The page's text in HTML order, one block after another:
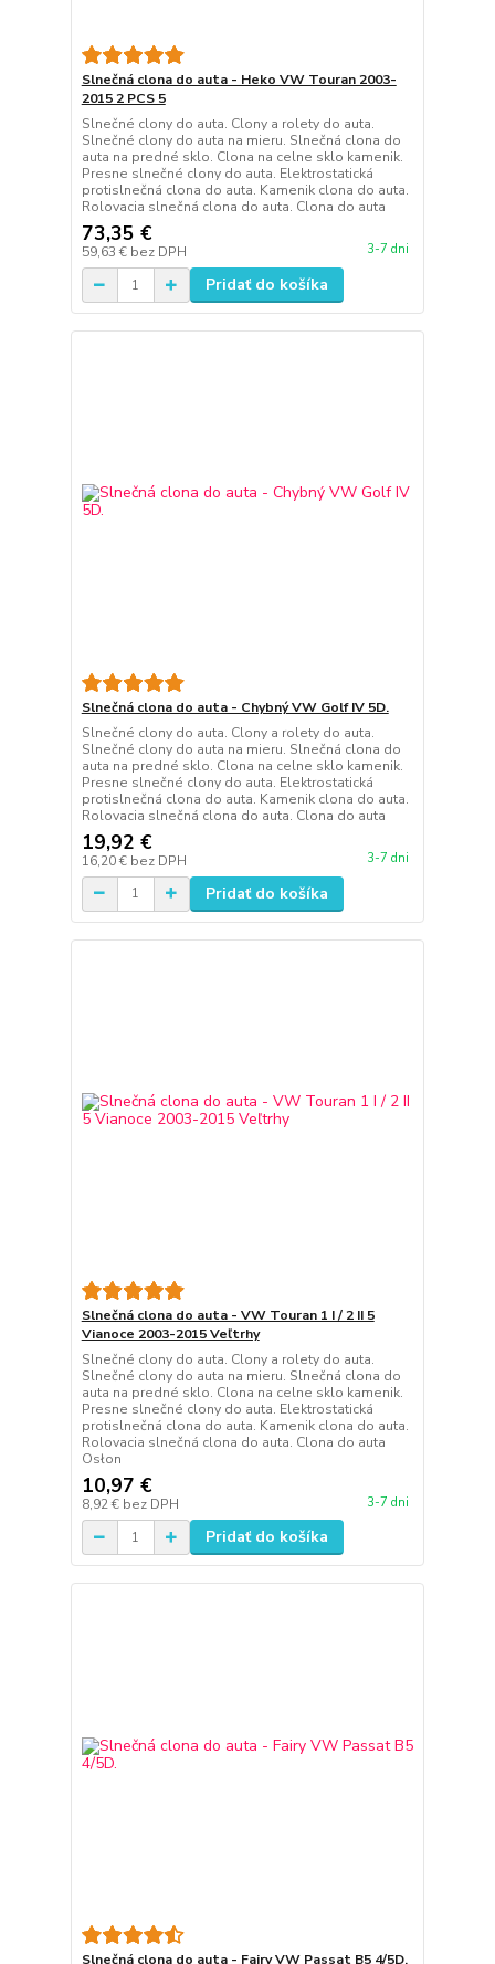
Slnečná clona do auta - Heko VW Touran 2003-
2015 2 PCS 5
Slnečné clony do auta. Clony a rolety do auta.
Slnečné clony do auta na mieru. Slnečná clona do
auta na predné sklo. Clona na celne sklo kamenik.
Presne slnečné clony do auta. Elektrostatická
protislnečná clona do auta. Kamenik clona do auta.
Rolovacia slnečná clona do auta. Clona do auta
73,35 €
59,63 € bez DPH 3-7 dni
Pridať do košíka
Slnečná clona do auta - Chybný VW Golf IV 5D.
Slnečné clony do auta. Clony a rolety do auta.
Slnečné clony do auta na mieru. Slnečná clona do
auta na predné sklo. Clona na celne sklo kamenik.
Presne slnečné clony do auta. Elektrostatická
protislnečná clona do auta. Kamenik clona do auta.
Rolovacia slnečná clona do auta. Clona do auta
19,92 €
16,20 € bez DPH 3-7 dni
Pridať do košíka
Slnečná clona do auta - VW Touran 1 I / 2 II 5
Vianoce 2003-2015 Veľtrhy
Slnečné clony do auta. Clony a rolety do auta.
Slnečné clony do auta na mieru. Slnečná clona do
auta na predné sklo. Clona na celne sklo kamenik.
Presne slnečné clony do auta. Elektrostatická
protislnečná clona do auta. Kamenik clona do auta.
Rolovacia slnečná clona do auta. Clona do auta
Osłon
10,97 €
8,92 € bez DPH 3-7 dni
Pridať do košíka
Slnečná clona do auta - Fairy VW Passat B5 4/5D.